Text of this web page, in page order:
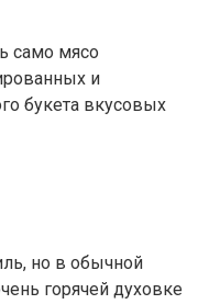
само мясо
и
букета вкусовых
но в обычной
горячей духовке